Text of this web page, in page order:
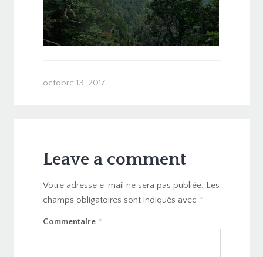
octobre 13, 2017
Leave a comment
Votre adresse e-mail ne sera pas publiée. Les
champs obligatoires sont indiqués avec *
Commentaire *